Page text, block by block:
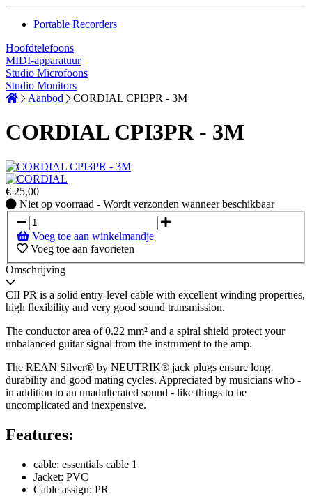
Portable Recorders
Hoofdtelefoons
MIDI-apparatuur
Studio Microfoons
Studio Monitors
Aanbod
CORDIAL CPI3PR - 3M
CORDIAL CPI3PR - 3M
€ 25,00
Niet
op
voorraad
-
Wordt
verzonden
wanneer
beschikbaar
Niet op voorraad - Wordt verzonden wanneer beschikbaar
Voeg toe aan winkelmandje
Voeg toe aan favorieten
Omschrijving
CII PR is a solid entry-level cable with excellent winding properties,
high flexibility and very good sound transmission.
The conductor area of 0.22 mm² and a spiral shield protect your
unbalanced guitar signal from the instrument to the amp.
The REAN Silver® by NEUTRIK® jack plugs ensure long
durability and good mating cycles. Appreciated by musicians who -
in addition to an unadulterated sound - like things to be
uncomplicated and inexpensive.
Features:
cable: essentials cable 1
Jacket: PVC
Cable assign: PR